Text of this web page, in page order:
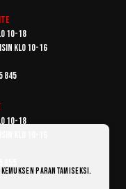
10-18
klo 10-16
845
10-18
parantamiseksi.